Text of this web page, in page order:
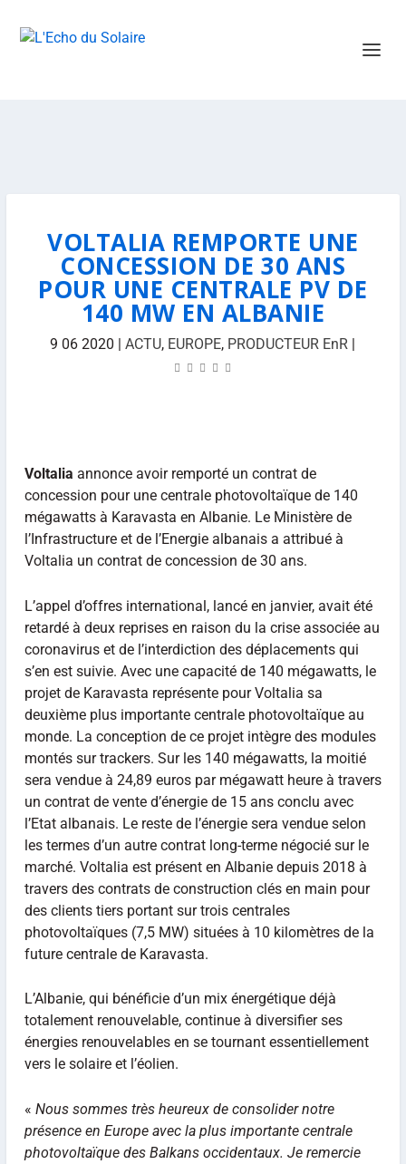
VOLTALIA REMPORTE UNE
CONCESSION DE 30 ANS
POUR UNE CENTRALE PV DE
140 MW EN ALBANIE
9 06 2020 |ACTU, EUROPE, PRODUCTEUR EnR |
Voltalia annonce avoir remporté un contrat de
concession pour une centrale photovoltaïque de 140
mégawatts à Karavasta en Albanie. Le Ministère de
l’Infrastructure et de l’Energie albanais a attribué à
Voltalia un contrat de concession de 30 ans.
L’appel d’offres international, lancé en janvier, avait été
retardé à deux reprises en raison du la crise associée au
coronavirus et de l’interdiction des déplacements qui
s’en est suivie. Avec une capacité de 140 mégawatts, le
projet de Karavasta représente pour Voltalia sa
deuxième plus importante centrale photovoltaïque au
monde. La conception de ce projet intègre des modules
montés sur trackers. Sur les 140 mégawatts, la moitié
sera vendue à 24,89 euros par mégawatt heure à travers
un contrat de vente d’énergie de 15 ans conclu avec
l’Etat albanais. Le reste de l’énergie sera vendue selon
les termes d’un autre contrat long-terme négocié sur le
marché. Voltalia est présent en Albanie depuis 2018 à
travers des contrats de construction clés en main pour
des clients tiers portant sur trois centrales
photovoltaïques (7,5 MW) situées à 10 kilomètres de la
future centrale de Karavasta.
L’Albanie, qui bénéficie d’un mix énergétique déjà
totalement renouvelable, continue à diversifier ses
énergies renouvelables en se tournant essentiellement
vers le solaire et l’éolien.
« Nous sommes très heureux de consolider notre
présence en Europe avec la plus importante centrale
photovoltaïque des Balkans occidentaux. Je remercie